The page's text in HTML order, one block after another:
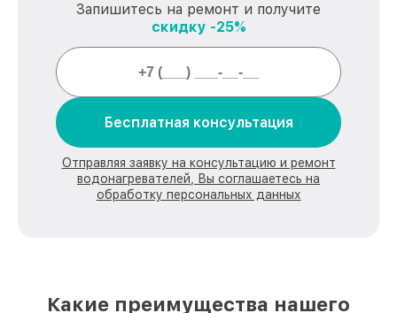
Запишитесь на ремонт и получите
скидку -25%
Бесплатная консультация
Отправляя заявку на консультацию и ремонт
водонагревателей, Вы соглашаетесь на
обработку персональных данных
Какие преимущества нашего